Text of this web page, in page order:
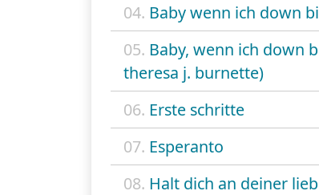
04. Baby wenn ich down
05. Baby, wenn ich down
theresa j. burnette)
06. Erste schritte
07. Esperanto
08. Halt dich an deiner